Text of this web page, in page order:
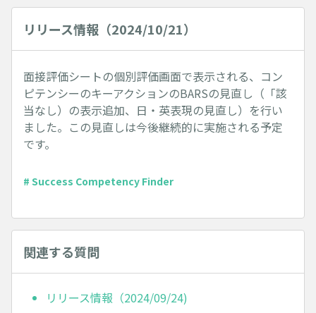
リリース情報（2024/10/21）
面接評価シートの個別評価画面で表示される、コン
ピテンシーのキーアクションのBARSの見直し（「該
当なし）の表示追加、日・英表現の見直し）を行い
ました。この見直しは今後継続的に実施される予定
です。
# Success Competency Finder
関連する質問
リリース情報（2024/09/24)